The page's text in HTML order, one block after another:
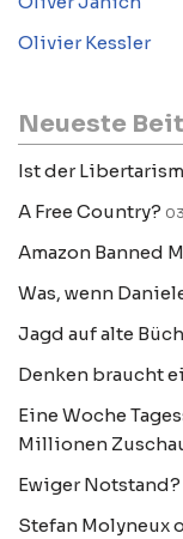
Olivier Kessler
Neueste
Ist der
A Free Country?
Amazon Banned
Was, wenn
Jagd auf alte
Denken braucht
Eine Woche
Millionen
Ewiger
Stefan Molyneux